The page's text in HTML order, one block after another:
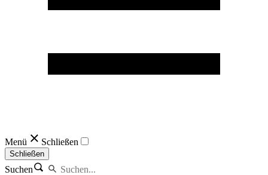
Menü Schließen
Schließen
Suchen